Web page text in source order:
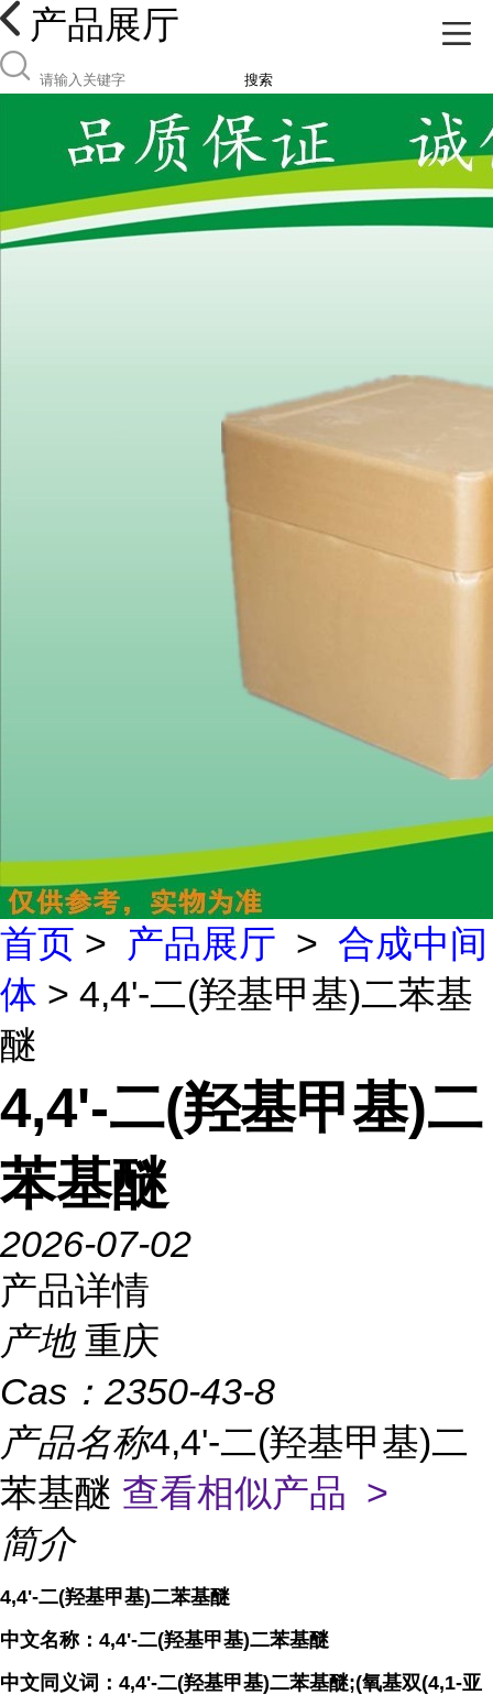
产品展厅
搜索
首页 > 产品展厅 > 合成中间
体 > 4,4'-二(羟基甲基)二苯基
醚
4,4'-二(羟基甲基)二
苯基醚
2026-07-02
产品详情
产地 重庆
Cas： 2350-43-8
产品名称4,4'-二(羟基甲基)二
苯基醚 查看相似产品 >
简介
4,4'-二(羟基甲基)二苯基醚
中文名称：4,4'-二(羟基甲基)二苯基醚
中文同义词：4,4'-二(羟基甲基)二苯基醚;(氧基双(4,1-亚